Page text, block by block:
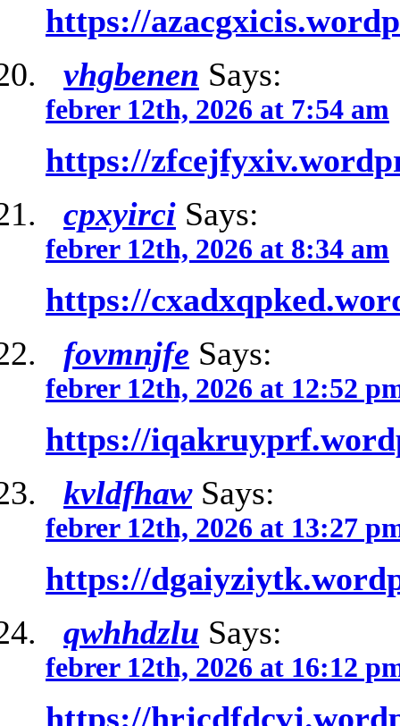
https://
vhgbenen Says:
febrer 12th, 2026 at 7:54 am
https://
cpxyirci Says:
febrer 12th, 2026 at 8:34 am
https://
fovmnjfe Says:
febrer 12th, 2026 at 12:52
https://
kvldfhawSays:
febrer 12th, 2026 at 13:27
https://
qwhhdzlu Says:
febrer 12th, 2026 at 16:12
https://